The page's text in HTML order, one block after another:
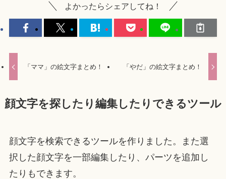
よかったらシェアしてね！
「ママ」の絵文字まとめ！ 「やだ」の絵文字まとめ！
顔文字を探したり編集したりできるツール
顔文字を検索できるツールを作りました。また選
択した顔文字を一部編集したり、パーツを追加し
たりもできます。